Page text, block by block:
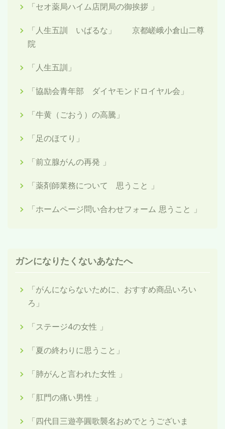
「セオ薬局ハイム店閉局の御挨拶 」
「人生五訓 いばるな」 京都嵯峨小倉山二尊
院
「人生五訓」
「協励会青年部 ダイヤモンドロイヤル会」
「牛黄（ごおう）の高騰」
「足のほてり」
「前立腺がんの再発 」
「薬剤師業務について 思うこと 」
「ホームページ問い合わせフォーム 思うこと 」
ガンになりたくないあなたへ
「がんにならないために、おすすめ商品いろい
ろ」
「ステージ4の女性 」
「夏の終わりに思うこと」
「肺がんと言われた女性 」
「肛門の痛い男性 」
「四代目三遊亭圓歌襲名おめでとうございま